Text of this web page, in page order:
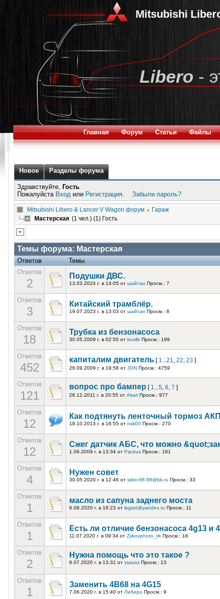
Mitsubishi
Libero -
Главная Форум Статьи Файлы
Новое Разделы форума
Здравствуйте, Гость
Пожалуйста Вход или Регистрация. Забыли пароль?
Mitsubishi Libero & Lancer V Wagon форум
Гараж
Мастерская (1 чел.) (1) Гость
Темы форума: Мастерская
Ответов
Темы
Ответов
2
Подушки ДВС.
13.03.2024 г. в 14:05 от шайтан Просм.: 7
Ответов
3
Китайский трамблёр.
19.07.2023 г. в 13:03 от шайтан Просм.: 8
Ответов
18
Трубка из бензонасоса
30.05.2009 г. в 02:50 от kovilb Просм.: 199
Ответов
452
капиталим двигатель [ 1...21, 22, 23 ]
26.09.2009 г. в 19:58 от JON Просм.: 4759
Ответов
121
вопрос про бампер [ 1...5, 6, 7 ]
26.12.2011 г. в 20:55 от Akari Просм.: 977
Ответов
12
Как подтянуть ленточный тормоз
18.10.2013 г. в 16:55 от nsk00 Просм.: 270
Ответов
12
Сжег датчик АБС, что можно
1.06.2009 г. в 13:34 от Packus Просм.: 181
Ответов
4
Нужен совет
30.05.2020 г. в 12:46 от sidor.88.88@bk.ru Просм.: 33
Ответов
1
масло из сапуна заднего моста
6.08.2020 г. в 16:23 от legisrt@yandex.ru Просм.: 11
Ответов
1
Есть ли отличие бензонасоса 4g13 и
11.07.2020 г. в 09:34 от Zykovphoto_irk Просм.: 18
Ответов
2
Нужна помощь что это такое ?
6.07.2020 г. в 13:31 от ssaxxx Просм.: 13
Ответов
1
Заменить 4В68 на 4G15
7.06.2020 г. в 15:40 от Либеро Просм.: 9